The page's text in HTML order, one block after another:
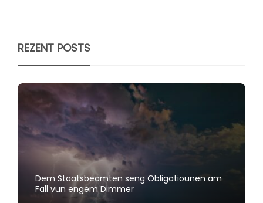
REZENT POSTS
Dem Staatsbeamten seng Obligatiounen am
Fall vun engem Dimmer